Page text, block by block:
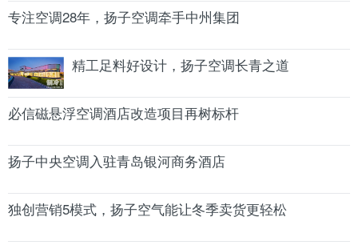
专注空调28年，扬子空调牵手中州集团
精工足料好设计，扬子空调长青之道
必信磁悬浮空调酒店改造项目再树标杆
扬子中央空调入驻青岛银河商务酒店
独创营销5模式，扬子空气能让冬季卖货更轻松